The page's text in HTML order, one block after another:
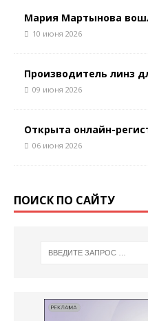
Мария Мартынова
10 июня 2026
Производитель линз
09 июня 2026
Открыта онлайн-
06 июня 2026
ПОИСК ПО САЙТУ